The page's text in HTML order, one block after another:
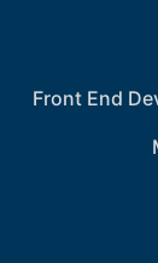
Front End